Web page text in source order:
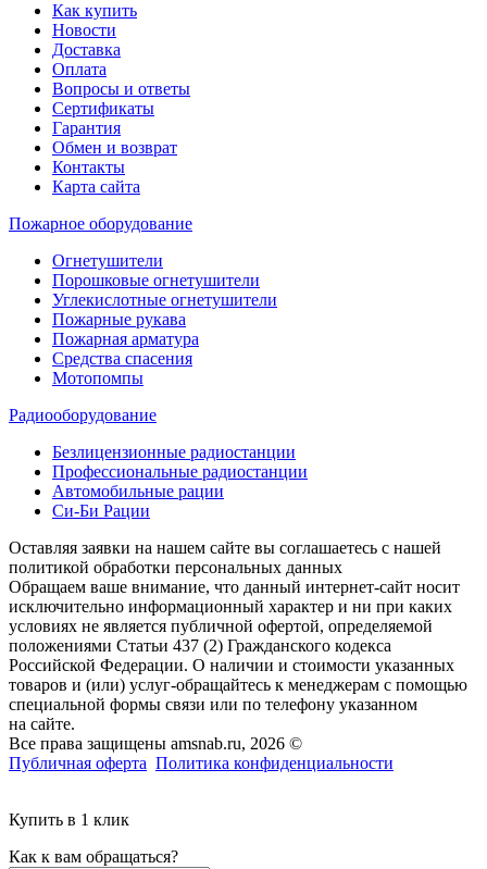
Как купить
Новости
Доставка
Оплата
Вопросы и ответы
Сертификаты
Гарантия
Обмен и возврат
Контакты
Карта сайта
Пожарное оборудование
Огнетушители
Порошковые огнетушители
Углекислотные огнетушители
Пожарные рукава
Пожарная арматура
Средства спасения
Мотопомпы
Радиооборудование
Безлицензионные радиостанции
Профессиональные радиостанции
Автомобильные рации
Си-Би Рации
Оставляя заявки на нашем сайте вы соглашаетесь с нашей
политикой обработки персональных данных
Обращаем ваше внимание, что данный интернет-сайт носит
исключительно информационный характер и ни при каких
условиях не является публичной офертой, определяемой
положениями Статьи 437 (2) Гражданского кодекса
Российской Федерации. О наличии и стоимости указанных
товаров и (или) услуг-обращайтесь к менеджерам с помощью
специальной формы связи или по телефону указанном
на сайте.
Все права защищены amsnab.ru, 2026 ©
Публичная оферта Политика конфиденциальности
Купить в 1 клик
Как к вам обращаться?